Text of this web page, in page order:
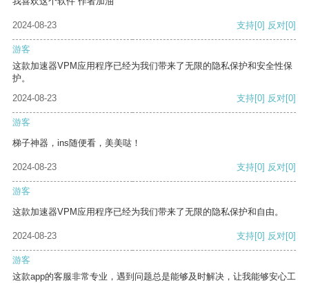
2024-08-23 支持[0] 反对[0]
游客
这款加速器VPM应用程序已经为我们带来了无限的隐私保护和安全性保
护。
2024-08-23
支持[0] 反对[0]
游客
梯子神器，ins随便看，美美哒！
2024-08-23 支持[0] 反对[0]
游客
这款加速器VPM应用程序已经为我们带来了无限的隐私保护和自由。
2024-08-23 支持[0] 反对[0]
游客
这款app的客服非常专业，遇到问题总是能够及时解决，让我能够安心工